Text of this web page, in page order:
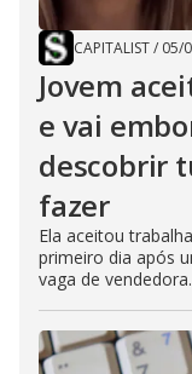
CAPITALIST/ 05/
Jovem
e vai
descobrir
fazer
Ela aceitou
primeiro dia após
vaga de